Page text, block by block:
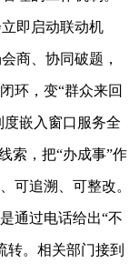
即启动联动机
商、协同破题，
环，变“群众来回
度嵌入窗口服务全
索，把“办成事”作
可追溯、可整改。
通过电话给出“不
转。相关部门接到